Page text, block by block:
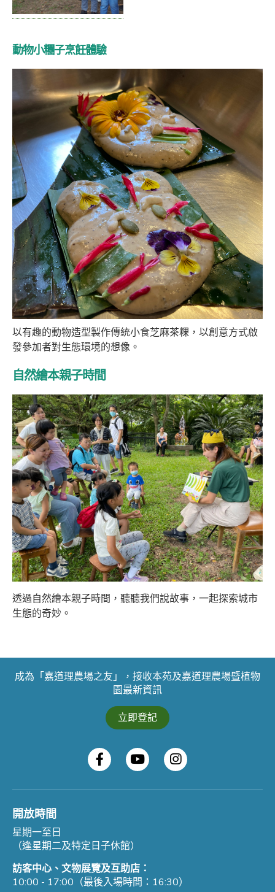
動物小糰子烹飪體驗
以有趣的動物造型製作傳統小食芝麻茶粿，以創意方式啟
發參加者對生態環境的想像。
自然繪本親子時間
透過自然繪本親子時間，聽聽我們說故事，一起探索城市
生態的奇妙。
成為「嘉道理農場之友」，接收本苑及嘉道理農場暨植物
園最新資訊
立即登記
開放時間
星期一至日
（逢星期二及特定日子休館）
訪客中心、文物展覽及互助店：
10:00 - 17:00（最後入場時間：16:30）